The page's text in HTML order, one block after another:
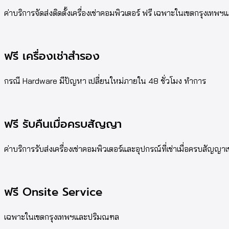
ค่าบริการจัดส่งติดตั้งเครื่องเช่าคอมพิวเตอร์ ฟรี เฉพาะในเขตกรุงเทพ
ฟรี เครื่องเช่าสำรอง
กรณี Hardware มีปัญหา เปลี่ยนใหม่ภายใน 48 ชั่วโมง ทำการ
ฟรี รับคืนเมื่อครบสัญญา
ค่าบริการรับส่งเครื่องเช่าคอมพิวเตอร์และอุปกรณ์ที่เช่าเมื่อครบสัญญาเ
ฟรี Onsite Service
เฉพาะในเขตกรุงเทพฯและปริมณฑล